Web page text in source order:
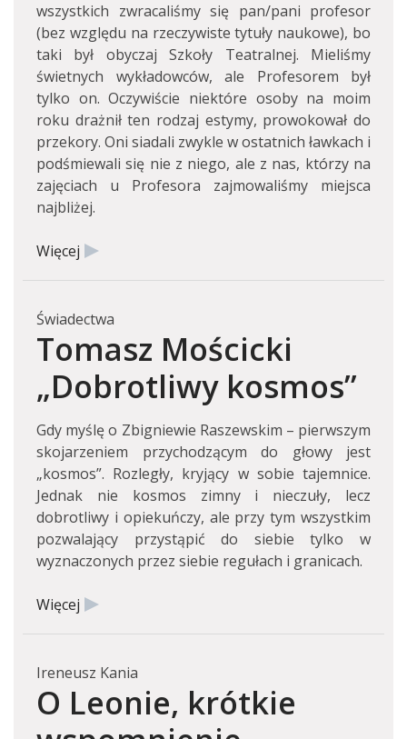
wszystkich zwracaliśmy się pan/pani profesor
(bez względu na rzeczywiste tytuły naukowe), bo
taki był obyczaj Szkoły Teatralnej. Mieliśmy
świetnych wykładowców, ale Profesorem był
tylko on. Oczywiście niektóre osoby na moim
roku drażnił ten rodzaj estymy, prowokował do
przekory. Oni siadali zwykle w ostatnich ławkach i
podśmiewali się nie z niego, ale z nas, którzy na
zajęciach u Profesora zajmowaliśmy miejsca
najbliżej.
Więcej
Świadectwa
Tomasz Mościcki
„Dobrotliwy kosmos”
Gdy myślę o Zbigniewie Raszewskim – pierwszym
skojarzeniem przychodzącym do głowy jest
„kosmos”. Rozległy, kryjący w sobie tajemnice.
Jednak nie kosmos zimny i nieczuły, lecz
dobrotliwy i opiekuńczy, ale przy tym wszystkim
pozwalający przystąpić do siebie tylko w
wyznaczonych przez siebie regułach i granicach.
Więcej
Ireneusz Kania
O Leonie, krótkie